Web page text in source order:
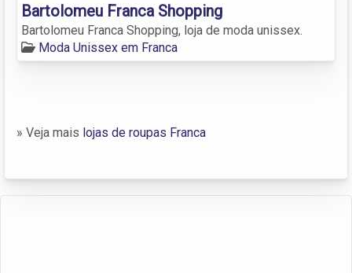
Bartolomeu Franca Shopping
Bartolomeu Franca Shopping, loja de moda unissex.
Moda Unissex em Franca
» Veja mais lojas de roupas Franca